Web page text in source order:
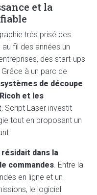
et la
très prisé des
fil des années un
des start-ups
à un parc de
systèmes de découpe
et les
, Script Laser investit
tout en proposant un
dans la
commandes. Entre la
en ligne et un
le logiciel